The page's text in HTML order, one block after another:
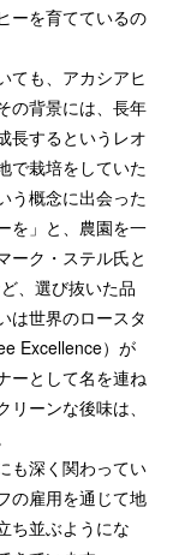
ーを育てているの
ても、アカシアヒ
の背景には、長年
長するというレオ
で栽培をしていた
う概念に出会った
を」と、農園を一
ーク・ステル氏と
、選び抜いた品
は世界のロースタ
Excellence）が
ーとして名を連ね
ーンな後味は、
も深く関わってい
の雇用を通じて地
ち並ぶようにな